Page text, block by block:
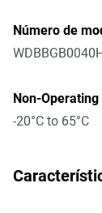
Número de
Non-
-20°C to 65°C